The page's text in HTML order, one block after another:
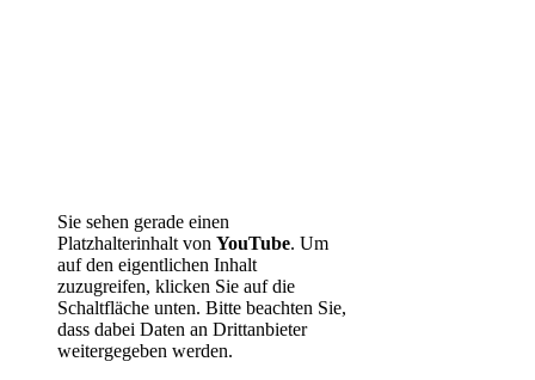
Sie sehen gerade einen
Platzhalterinhalt von YouTube. Um
auf den eigentlichen Inhalt
zuzugreifen, klicken Sie auf die
Schaltfläche unten. Bitte beachten Sie,
dass dabei Daten an Drittanbieter
weitergegeben werden.